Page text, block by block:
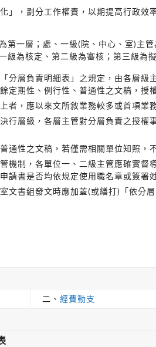
」，劃分工作權責，以期提高行政效
第一層；處、一級(院、中心、室)主
級為核定、第二級為審核；第三級為
分層負責明細表」之規定，由各層
定期性、例行性、普通性之文稿，授
者，應以來文所敘業務較多或首項業
行層級，各層主管對分層負責之授
通性之文稿，若僅需相關單位知照，
機制，各單位一、二級主管應確實
請書是否均依規定使用職名章或簽署
文書組發文時應加蓋(或繕打)「依分
二、 經費動支